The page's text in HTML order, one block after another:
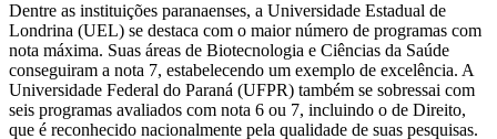
Dentre as instituições paranaenses, a Universidade Estadual de
Londrina (UEL) se destaca com o maior número de programas com
nota máxima. Suas áreas de Biotecnologia e Ciências da Saúde
conseguiram a nota 7, estabelecendo um exemplo de excelência. A
Universidade Federal do Paraná (UFPR) também se sobressai com
seis programas avaliados com nota 6 ou 7, incluindo o de Direito,
que é reconhecido nacionalmente pela qualidade de suas pesquisas.